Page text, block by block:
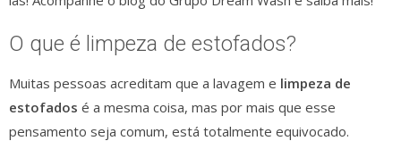
O que é limpeza de estofados?
Muitas pessoas acreditam que a lavagem e limpeza de
estofados é a mesma coisa, mas por mais que esse
pensamento seja comum, está totalmente equivocado.